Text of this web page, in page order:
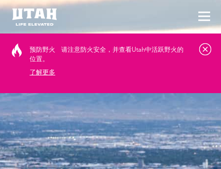
切换
预防野火
请注意防火安全，并查看Utah中活跃野火的
位置。
了解更多